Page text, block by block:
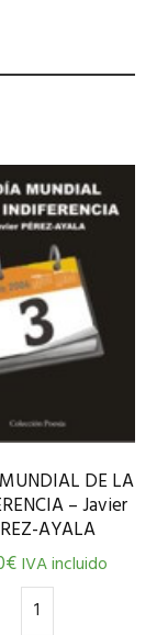
DE LA
– Javier
AYALA
€IVA incluido